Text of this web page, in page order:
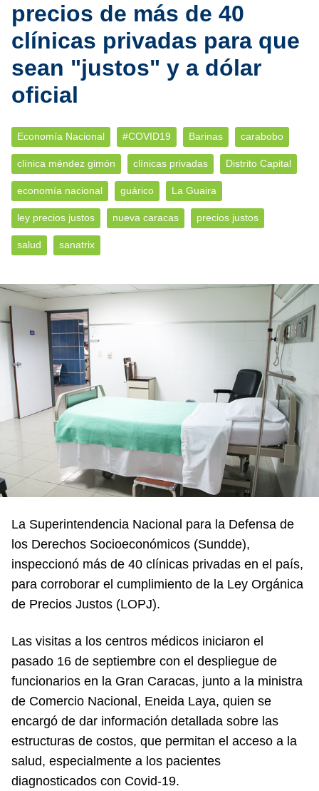
precios de más de 40
clínicas privadas para que
sean "justos" y a dólar
oficial
Economía Nacional #COVID19 Barinas carabobo
clínica méndez gimón clínicas privadas Distrito Capital
economía nacional guárico La Guaira
ley precios justos nueva caracas precios justos
salud sanatrix
La Superintendencia Nacional para la Defensa de
los Derechos Socioeconómicos (Sundde),
inspeccionó más de 40 clínicas privadas en el país,
para corroborar el cumplimiento de la Ley Orgánica
de Precios Justos (LOPJ).
Las visitas a los centros médicos iniciaron el
pasado 16 de septiembre con el despliegue de
funcionarios en la Gran Caracas, junto a la ministra
de Comercio Nacional, Eneida Laya, quien se
encargó de dar información detallada sobre las
estructuras de costos, que permitan el acceso a la
salud, especialmente a los pacientes
diagnosticados con Covid-19.